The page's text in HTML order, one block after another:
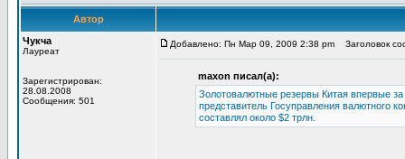
Автор
Чукча
Лауреат
Зарегистрирован:
28.08.2008
Сообщения: 501
Добавлено: Пн Мар 09, 2009 2:38 pm Заголовок
maxon писал(а):
Золотовалютные резервы Китая впервые
представитель Госуправления валютного
составлял около $2 трлн.